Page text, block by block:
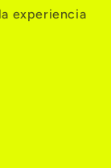
experiencia